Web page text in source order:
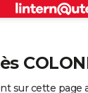
sur cette page